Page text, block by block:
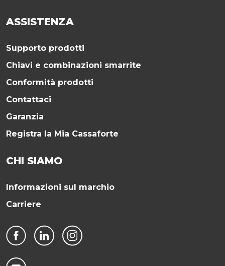
ASSISTENZA
Supporto prodotti
Chiavi e combinazioni smarrite
Conformità prodotti
Contattaci
Garanzia
Registra la Mia Cassaforte
CHI SIAMO
Informazioni sul marchio
Carriere